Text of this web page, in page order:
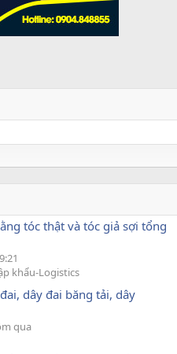
tóc thật và tóc giả sợi tổng
khẩu-Logistics
dây đai băng tải, dây
qua